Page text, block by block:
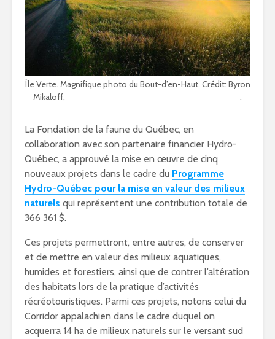
Île Verte. Magnifique photo du Bout-d’en-Haut. Crédit: Byron
Mikaloff,
.
La Fondation de la faune du Québec, en
collaboration avec son partenaire financier Hydro-
Québec, a approuvé la mise en œuvre de cinq
nouveaux projets dans le cadre du Programme
Hydro-Québec pour la mise en valeur des milieux
naturels qui représentent une contribution totale de
366 361 $.
Ces projets permettront, entre autres, de conserver
et de mettre en valeur des milieux aquatiques,
humides et forestiers, ainsi que de contrer l’altération
des habitats lors de la pratique d’activités
récréotouristiques. Parmi ces projets, notons celui du
Corridor appalachien dans le cadre duquel on
acquerra 14 ha de milieux naturels sur le versant sud